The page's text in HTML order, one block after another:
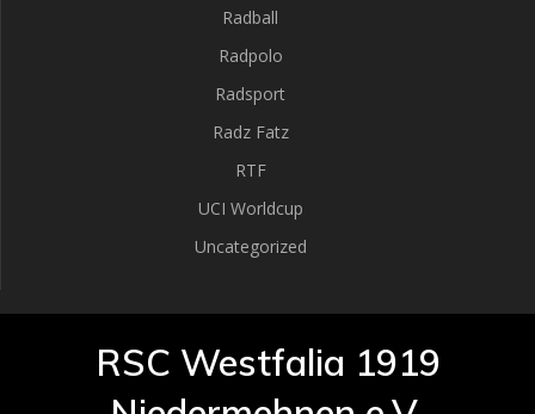
Radball
Radpolo
Radsport
Radz Fatz
RTF
UCI Worldcup
Uncategorized
RSC Westfalia 1919